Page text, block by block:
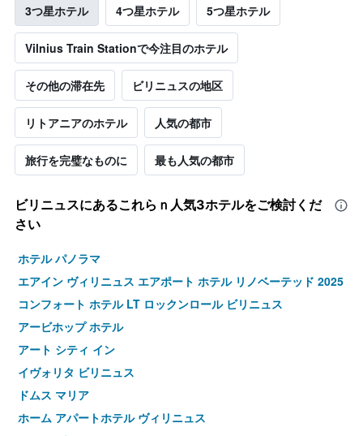
3つ星ホテル 4つ星ホテル 5つ星ホテル
Vilnius Train Stationで今注目のホテル
その他の滞在先 ビリニュスの地区
リトアニアのホテル 人気の都市
旅行を完璧なものに 最も人気の都市
ビリニュス​にあるこれらｎ人気3ホテルをご検討くだ
さい
ホテル パノラマ
エアイン ヴィリニュス エアポート ホテル リノベーテッド 2025
コンフォート ホテル LT ロックンロール ビリニュス
アービホップ ホテル
アート シティ イン
イヴォリタ ビリニュス
ドムス マリア
ホーム アパートホテル ヴィリニュス